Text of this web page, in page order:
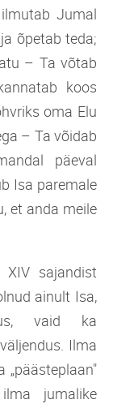
Jumal
õpetab teda;
– Ta võtab
koos
oma Elu
– Ta võidab
päeval
Isa paremale
et anda meile
XIV sajandist
ainult Isa,
vaid ka
Ilma
jumalike